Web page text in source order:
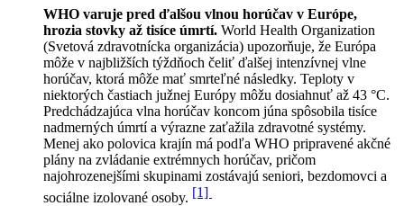
WHO varuje pred ďalšou vlnou horúčav v Európe,
hrozia stovky až tisíce úmrtí. World Health Organization
(Svetová zdravotnícka organizácia) upozorňuje, že Európa
môže v najbližších týždňoch čeliť ďalšej intenzívnej vlne
horúčav, ktorá môže mať smrteľné následky. Teploty v
niektorých častiach južnej Európy môžu dosiahnuť až 43 °C.
Predchádzajúca vlna horúčav koncom júna spôsobila tisíce
nadmerných úmrtí a výrazne zaťažila zdravotné systémy.
Menej ako polovica krajín má podľa WHO pripravené akčné
plány na zvládanie extrémnych horúčav, pričom
najohrozenejšími skupinami zostávajú seniori, bezdomovci a
sociálne izolované osoby. [1]